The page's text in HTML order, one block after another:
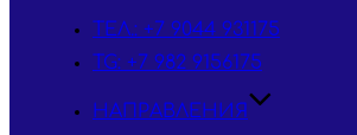
ТЕЛ.: +7 9044 931175
TG: +7 982 9156175
НАПРАВЛЕНИЯ